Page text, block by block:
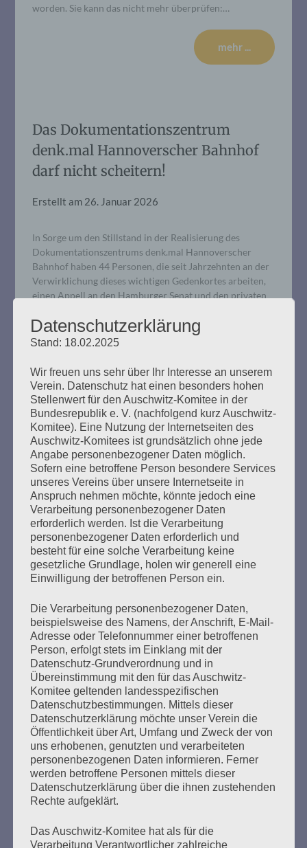
worden. Sie kann das nicht mehr überprüfen:…
mehr ...
Das Dokumentationszentrum
denk.mal Hannoverscher Bahnhof
darf nicht scheitern!
Erstellt am 26. Januar 2026
In Sorge um den Stillstand in der Realisierung des
Dokumentationszentrums denk.mal Hannoverscher
Bahnhof haben 44 Personen, die seit Jahrzehnten an der
Verwirklichung dieses wichtigen Gedenkortes arbeiten,
einen Appell an den Hamburger Senat und den privaten
GEGEN DAS VERGESSEN: Das
Unbehagen an der
Erinnerungskultur. Die
Ausgegrenzten und die
Unerwünschten.
Erstellt am13. Januar 2026
Seit 39 Jahren lädt das Auschwitz-Komitee im Januar zu
Konzentrations- und Vernichtungslagers Auschwitz zu
erinnern.
Seitennummerierung
der
Beiträge
1 Weiter
"Erinnern heißt handeln" bedeutet für mich, für uns,
Datenschutzerklärung
Stand: 18.02.2025
Wir freuen uns sehr über Ihr Interesse an unserem
Verein. Datenschutz hat einen besonders hohen
Stellenwert für den Auschwitz-Komitee in der
Bundesrepublik e. V. (nachfolgend kurz Auschwitz-
Komitee). Eine Nutzung der Internetseiten des
Auschwitz-Komitees ist grundsätzlich ohne jede
Angabe personenbezogener Daten möglich.
Sofern eine betroffene Person besondere Services
unseres Vereins über unsere Internetseite in
Anspruch nehmen möchte, könnte jedoch eine
Verarbeitung personenbezogener Daten
erforderlich werden. Ist die Verarbeitung
personenbezogener Daten erforderlich und
besteht für eine solche Verarbeitung keine
gesetzliche Grundlage, holen wir generell eine
Einwilligung der betroffenen Person ein.
Die Verarbeitung personenbezogener Daten,
beispielsweise des Namens, der Anschrift, E-Mail-
Adresse oder Telefonnummer einer betroffenen
Person, erfolgt stets im Einklang mit der
Datenschutz-Grundverordnung und in
Übereinstimmung mit den für das Auschwitz-
Komitee geltenden landesspezifischen
Datenschutzbestimmungen. Mittels dieser
Datenschutzerklärung möchte unser Verein die
Öffentlichkeit über Art, Umfang und Zweck der von
uns erhobenen, genutzten und verarbeiteten
personenbezogenen Daten informieren. Ferner
werden betroffene Personen mittels dieser
Datenschutzerklärung über die ihnen zustehenden
Rechte aufgeklärt.
Das Auschwitz-Komitee hat als für die
Verarbeitung Verantwortlicher zahlreiche